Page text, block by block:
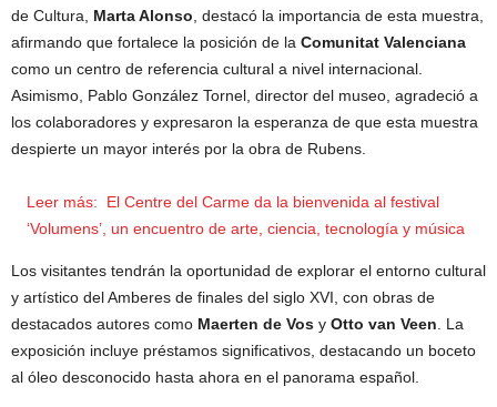
de Cultura, Marta Alonso, destacó la importancia de esta muestra,
afirmando que fortalece la posición de la Comunitat Valenciana
como un centro de referencia cultural a nivel internacional.
Asimismo, Pablo González Tornel, director del museo, agradeció a
los colaboradores y expresaron la esperanza de que esta muestra
despierte un mayor interés por la obra de Rubens.
Leer más:
El Centre del Carme da la bienvenida al festival
‘Volumens’, un encuentro de arte, ciencia, tecnología y música
Los visitantes tendrán la oportunidad de explorar el entorno cultural
y artístico del Amberes de finales del siglo XVI, con obras de
destacados autores como Maerten de Vos y Otto van Veen. La
exposición incluye préstamos significativos, destacando un boceto
al óleo desconocido hasta ahora en el panorama español.